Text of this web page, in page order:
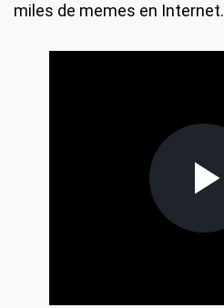
miles de memes en Internet.